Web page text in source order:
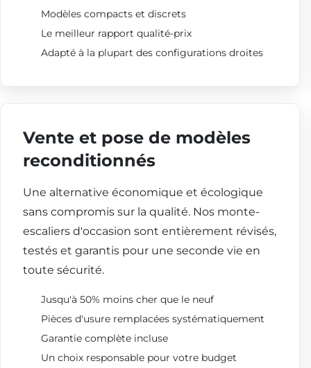
Modèles compacts et discrets
Le meilleur rapport qualité-prix
Adapté à la plupart des configurations droites
Vente et pose de modèles
reconditionnés
Une alternative économique et écologique
sans compromis sur la qualité. Nos monte-
escaliers d'occasion sont entièrement révisés,
testés et garantis pour une seconde vie en
toute sécurité.
Jusqu'à 50% moins cher que le neuf
Pièces d'usure remplacées systématiquement
Garantie complète incluse
Un choix responsable pour votre budget